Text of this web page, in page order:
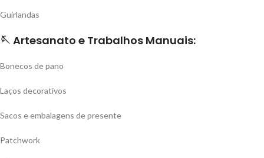
Guirlandas
🪡 Artesanato e Trabalhos Manuais:
Bonecos de pano
Laços decorativos
Sacos e embalagens de presente
Patchwork